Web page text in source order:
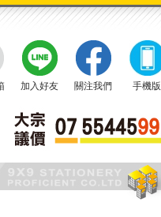
加入好友 關注我們 手機版